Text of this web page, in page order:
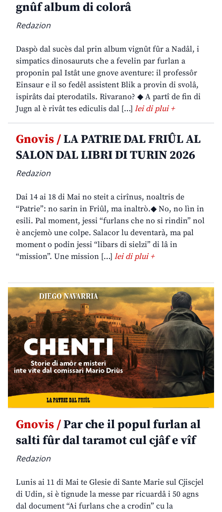
gnûf album di colorâ
Redazion
Daspò dal sucès dal prin album vignût fûr a Nadâl, i
simpatics dinosauruts che a fevelin par furlan a
proponin pal Istât une gnove aventure: il professôr
Einsaur e il so fedêl assistent Blik a provin di svolâ,
ispirâts dai pterodatils. Rivarano? ◆ A partî de fin di
Jugn al è rivât tes ediculis dal […] lei di plui +
Gnovis /LA PATRIE DAL FRIÛL AL
SALON DAL LIBRI DI TURIN 2026
Redazion
Dai 14 ai 18 di Mai no steit a cirînus, noaltris de
“Patrie”: no sarin in Friûl, ma inaltrò.◆ No, no lìn in
esili. Pal moment, jessi “furlans che no si rindin” nol
è ancjemò une colpe. Salacor lu deventarà, ma pal
moment o podin jessi “libars di sielzi” di lâ in
“mission”. Une mission […] lei di plui +
Gnovis /Par che il popul furlan al
salti fûr dal taramot cul cjâf e vîf
Redazion
Lunis ai 11 di Mai te Glesie di Sante Marie sul Cjiscjel
di Udin, si è tignude la messe par ricuardâ i 50 agns
dal document “Ai furlans che a crodin” cu la